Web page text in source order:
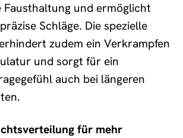
Fausthaltung und ermöglicht
Schläge. Die spezielle
zudem ein Verkrampfen
und sorgt für ein
auch bei längeren
für mehr